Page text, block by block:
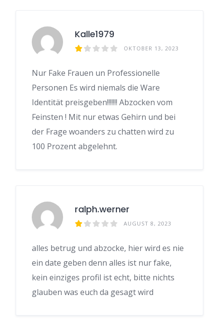
Kalle1979
OKTOBER 13, 2023
Nur Fake Frauen un Professionelle
Personen Es wird niemals die Ware
Identität preisgeben!!!!!!! Abzocken vom
Feinsten ! Mit nur etwas Gehirn und bei
der Frage woanders zu chatten wird zu
100 Prozent abgelehnt.
ralph.werner
AUGUST 8, 2023
alles betrug und abzocke, hier wird es nie
ein date geben denn alles ist nur fake,
kein einziges profil ist echt, bitte nichts
glauben was euch da gesagt wird